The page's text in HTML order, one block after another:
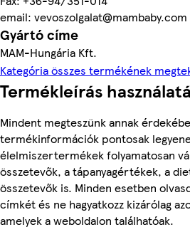
email: vevoszolgalat@mambaby.com
Gyártó címe
MAM-Hungária Kft.
Kategória összes termékének
Termékleírás
Mindent megteszünk annak
termékinformációk pontosak
élelmiszertermékek folyamatosan
összetevők, a tápanyagértékek, a
összetevők is. Minden esetben
címkét és ne hagyatkozz kizárólag
amelyek a weboldalon találhatóak.